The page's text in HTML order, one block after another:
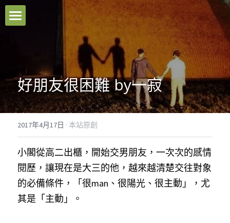
影音分享
關於我們
臉書粉專
聯絡我們
Facebook
好朋友很困難 by一寂
2017年4月17日 · 本站原創
小閣從高二出櫃，開始交男朋友，一次次的感情
閱歷，讓現在是大三的他，越來越清楚交往對象
的必備條件，「很man、很陽光、很主動」，尤
其是「主動」。